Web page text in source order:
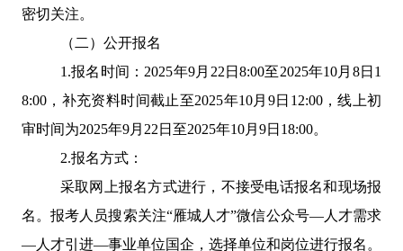
密切关注。
（二）公开报名
1.报名时间： 2025年9月 22 日8:00至2025年10月 8日 1
8:00，补充资料时间截止至2025年10月 9日 12:00，线上初
审时间为2025年9月 22 日至2025年10月 9日 18:00。
2.报名方式：
采取网上报名方式进行，不接受电话报名和现场报
名。报考人员搜索关注“雁城人才”微信公众号—人才需求
—人才引进—事业单位国企，选择单位和岗位进行报名。